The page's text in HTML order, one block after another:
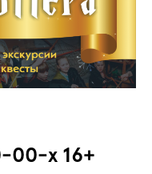
00-х 16+